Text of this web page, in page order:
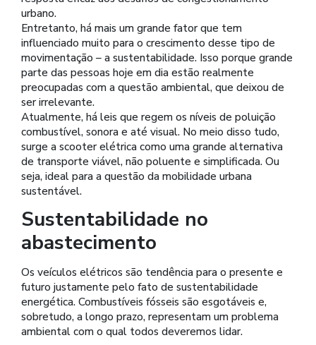
urbano.
Entretanto, há mais um grande fator que tem
influenciado muito para o crescimento desse tipo de
movimentação – a sustentabilidade. Isso porque grande
parte das pessoas hoje em dia estão realmente
preocupadas com a questão ambiental, que deixou de
ser irrelevante.
Atualmente, há leis que regem os níveis de poluição
combustível, sonora e até visual. No meio disso tudo,
surge a scooter elétrica como uma grande alternativa
de transporte viável, não poluente e simplificada. Ou
seja, ideal para a questão da mobilidade urbana
sustentável.
Sustentabilidade no
abastecimento
Os veículos elétricos são tendência para o presente e
futuro justamente pelo fato de sustentabilidade
energética. Combustíveis fósseis são esgotáveis e,
sobretudo, a longo prazo, representam um problema
ambiental com o qual todos deveremos lidar.